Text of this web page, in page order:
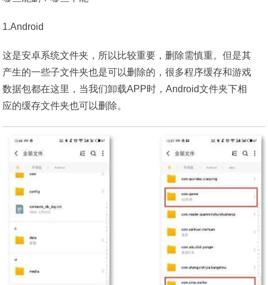
1.Android
这是安卓系统文件夹，所以比较重要，删除需慎重。但是其
产生的一些子文件夹也是可以删除的，很多程序缓存和游戏
数据包都在这里，当我们卸载APP时，Android文件夹下相
应的缓存文件夹也可以删除。